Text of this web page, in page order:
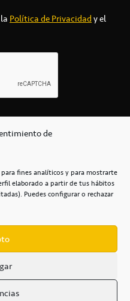
de
fines analíticos y para mostrarte
elaborado a partir de tus hábitos
Puedes configurar o rechazar
Política de Privacidady el
– La Laguna
POLÍTICA DE COOKIES /
CONDICIONES